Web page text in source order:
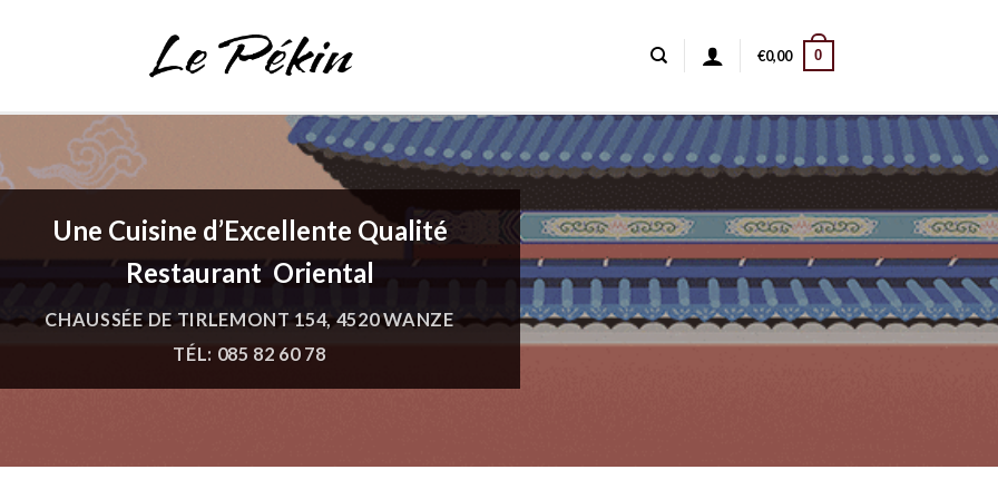
€0,00 0
Une Cuisine d’Excellente Qualité
Restaurant Oriental
CHAUSSÉE DE TIRLEMONT 154, 4520 WANZE
TÉL: 085 82 60 78